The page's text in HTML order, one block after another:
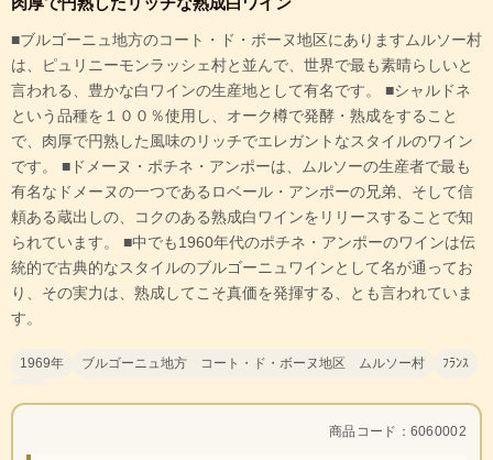
■ブルゴーニュ地方のコート・ド・ボーヌ地区にありますムルソー村
は、ピュリニーモンラッシェ村と並んで、世界で最も素晴らしいと
言われる、豊かな白ワインの生産地として有名です。 ■シャルドネ
という品種を１００％使用し、オーク樽で発酵・熟成をすること
で、肉厚で円熟した風味のリッチでエレガントなスタイルのワイン
です。 ■ドメーヌ・ポチネ・アンポーは、ムルソーの生産者で最も
有名なドメーヌの一つであるロベール・アンポーの兄弟、そして信
頼ある蔵出しの、コクのある熟成白ワインをリリースすることで知
られています。 ■中でも1960年代のポチネ・アンポーのワインは伝
統的で古典的なスタイルのブルゴーニュワインとして名が通ってお
り、その実力は、熟成してこそ真価を発揮する、とも言われていま
す。
1969年 ブルゴーニュ地方 コート・ド・ボーヌ地区 ムルソー村 ﾌﾗﾝｽ
商品コード：6060002